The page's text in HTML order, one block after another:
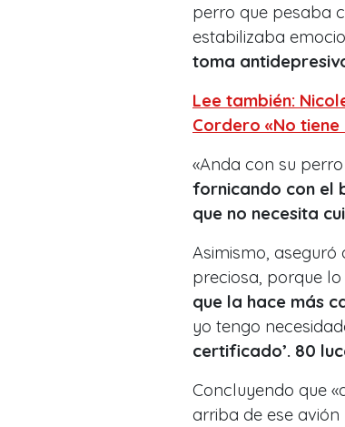
perro que pesaba
estabilizaba
toma
Lee también:
Cordero «No tiene
«Anda con su
fornicando con el
que no necesita
Asimismo, aseguró
preciosa, porque lo
que la hace más
yo tengo
certificado’. 80
Concluyendo que
arriba de ese avión